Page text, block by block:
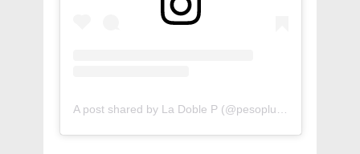
A post shared by La Doble P (@pesopluma)